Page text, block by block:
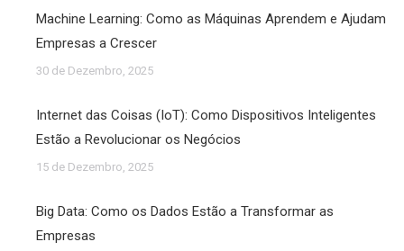
Machine Learning: Como as Máquinas Aprendem e Ajudam
Empresas a Crescer
30 de Dezembro, 2025
Internet das Coisas (IoT): Como Dispositivos Inteligentes
Estão a Revolucionar os Negócios
15 de Dezembro, 2025
Big Data: Como os Dados Estão a Transformar as
Empresas